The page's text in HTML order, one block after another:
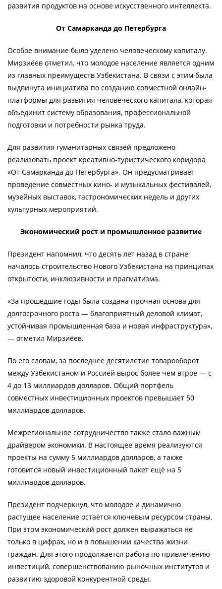
развития продуктов на основе искусственного интеллекта.
От Самарканда до Петербурга
Особое внимание было уделено человеческому капиталу.
Мирзиёев отметил, что молодое население является одним
из главных преимуществ Узбекистана. В связи с этим была
выдвинута инициатива по созданию совместной онлайн-
платформы для развития человеческого капитала, которая
объединит систему образования, профессиональной
подготовки и потребности рынка труда.
Для развития гуманитарных связей предложено
реализовать проект креативно-туристического коридора
«От Самарканда до Петербурга». Он предусматривает
проведение совместных кино- и музыкальных фестивалей,
музейных выставок, гастрономических недель и других
культурных мероприятий.
Экономический рост и промышленное развитие
Президент напомнил, что десять лет назад в стране
началось строительство Нового Узбекистана на принципах
открытости, инклюзивности и прагматизма.
«За прошедшие годы была создана прочная основа для
долгосрочного роста — благоприятный деловой климат,
устойчивая промышленная база и новая инфраструктура»,
— отметил Мирзиёев.
По его словам, за последнее десятилетие товарооборот
между Узбекистаном и Россией вырос более чем втрое — с
4 до 13 миллиардов долларов. Общий портфель
совместных инвестиционных проектов превышает 50
миллиардов долларов.
Межрегиональное сотрудничество также стало важным
драйвером экономики. В настоящее время реализуются
проекты на сумму 5 миллиардов долларов, а также
готовится новый инвестиционный пакет ещё на 5
миллиардов долларов.
Президент подчеркнул, что молодое и динамично
растущее население остаётся ключевым ресурсом страны.
При этом экономический рост должен выражаться не
только в цифрах, но и в повышении качества жизни
граждан. Для этого продолжается работа по привлечению
инвестиций, совершенствованию рыночных институтов и
развитию здоровой конкурентной среды.